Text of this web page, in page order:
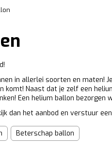
in allerlei soorten en maten!
Naast dat je zelf een
Een helium ballon bezorgen
dan het aanbod en verstuur
Beterschap ballon